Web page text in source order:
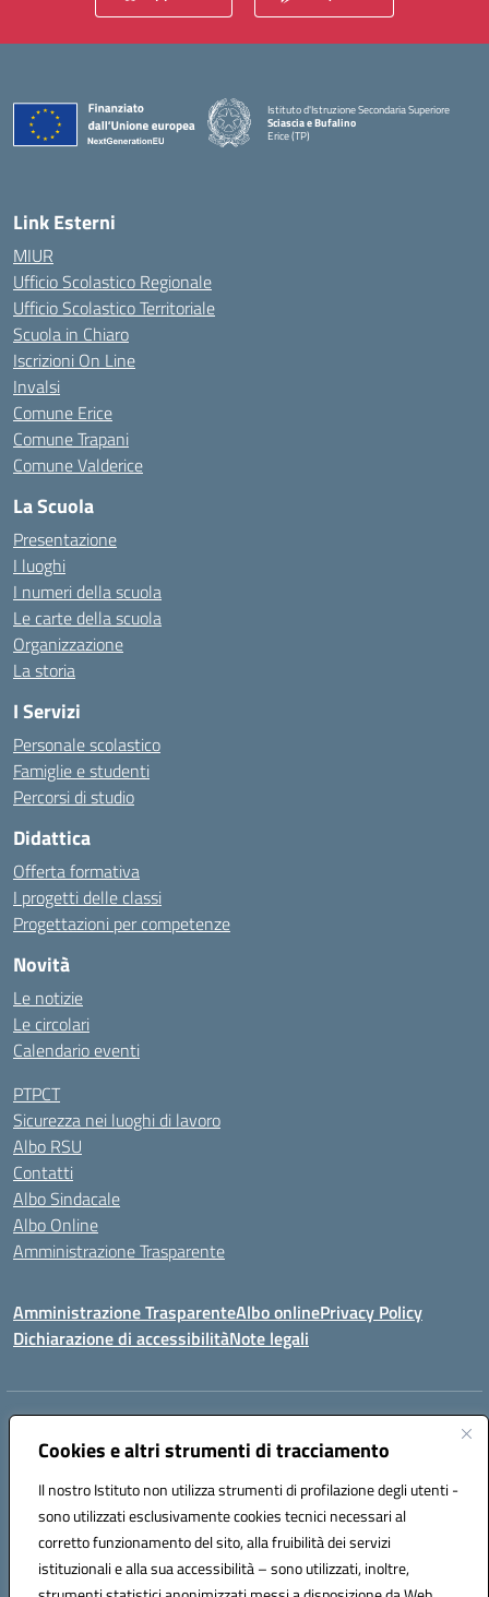
Cookies e altri strumenti di tracciamento
Il nostro Istituto non utilizza strumenti di profilazione degli utenti -
sono utilizzati esclusivamente cookies tecnici necessari al
corretto funzionamento del sito, alla fruibilità dei servizi
istituzionali e alla sua accessibilità – sono utilizzati, inoltre,
Istituto d'Istruzione Secondaria Superiore
Sciascia e Bufalino
Erice (TP)
Link Esterni
MIUR
Ufficio Scolastico Regionale
Ufficio Scolastico Territoriale
Scuola in Chiaro
Iscrizioni On Line
Invalsi
Comune Erice
Comune Trapani
Comune Valderice
La Scuola
Presentazione
I luoghi
I numeri della scuola
Le carte della scuola
Organizzazione
La storia
I Servizi
Personale scolastico
Famiglie e studenti
Percorsi di studio
Didattica
Offerta formativa
I progetti delle classi
Progettazioni per competenze
Novità
Le notizie
Le circolari
Calendario eventi
PTPCT
Sicurezza nei luoghi di lavoro
Albo RSU
Contatti
Albo Sindacale
Albo Online
Amministrazione Trasparente
Amministrazione TrasparenteAlbo onlinePrivacy Policy
Dichiarazione di accessibilitàNote legali
Centralino:
Posta elettronica certificata (PEC):tpis02200a@pec.istruzione.it
Codice fiscale: 93066580817
Codice meccanografico:TPIS02200A
VIA CESARÒ, 36 - 91016 ERICE - CASA SANTA (TP)
Telefono: 0923569559